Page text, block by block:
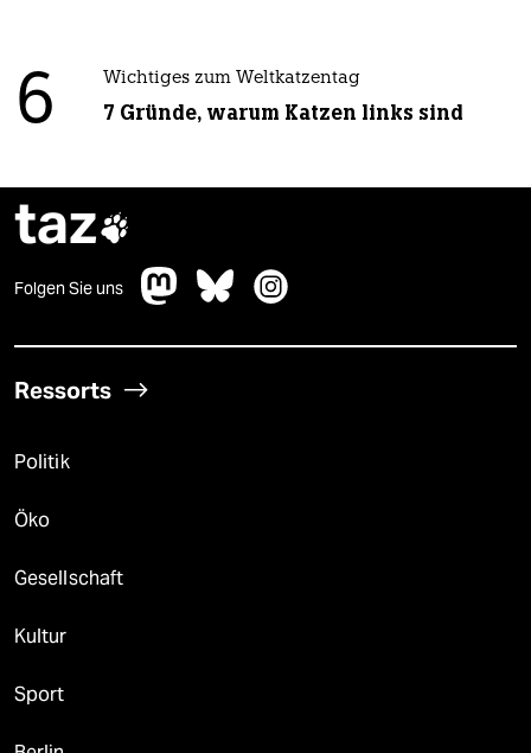
6 Wichtiges zum Weltkatzentag
7 Gründe, warum Katzen links sind
taz
Folgen Sie uns
Ressorts
Politik
Öko
Gesellschaft
Kultur
Sport